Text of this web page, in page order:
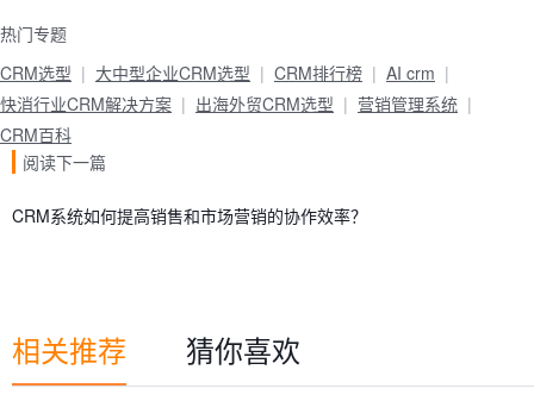
热门专题
CRM选型
大中型企业CRM选型 CRM排行榜
AI crm
快消行业CRM解决方案
出海外贸CRM选型
营销管理系统
CRM百科
阅读下一篇
CRM系统如何提高销售和市场营销的协作效率？
相关推荐 猜你喜欢